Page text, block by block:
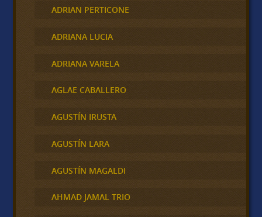
ADRIAN PERTICONE
ADRIANA LUCIA
ADRIANA VARELA
AGLAE CABALLERO
AGUSTÍN IRUSTA
AGUSTÍN LARA
AGUSTÍN MAGALDI
AHMAD JAMAL TRIO